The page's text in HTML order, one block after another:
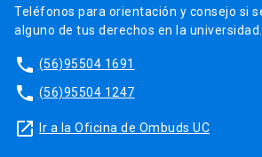
Teléfonos para orientación y consejo si
alguno de tus derechos en la universidad.
phone (56)95504 1691
phone (56)95504 1247
launch Ir a la Oficina de Ombuds UC